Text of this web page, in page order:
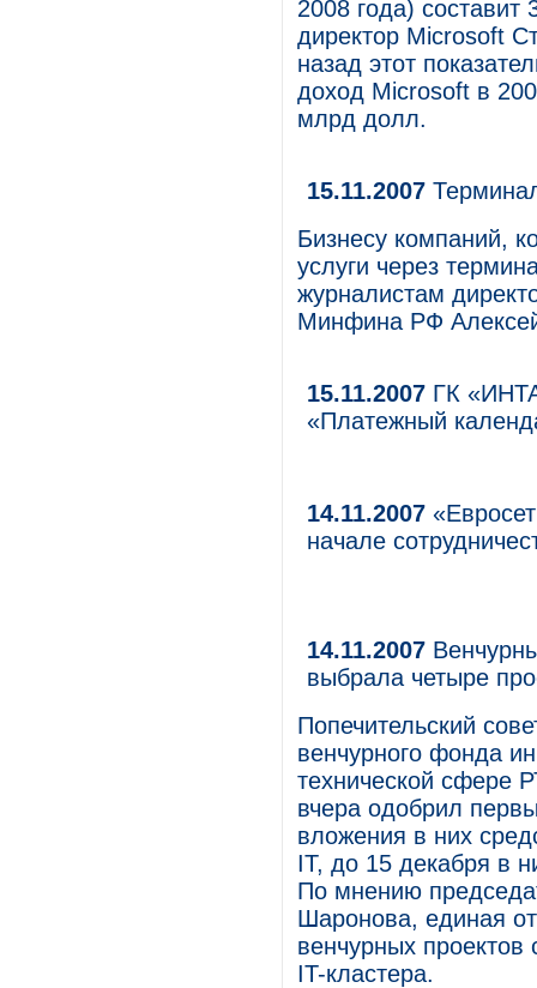
2008 года)
директор Microsoft
назад этот
доход Microsoft в
млрд долл.
15.11.2007
Бизнесу компаний,
услуги через
журналистам
Минфина РФ
15.11.2007 ГК
«Платежный
14.11.2007
начале
14.11.2007
выбрала четыре
Попечительский
венчурного фонда
технической сфере
вчера одобрил
вложения в них
IT, до 15 декабря в
По мнению
Шаронова, единая
венчурных проектов
IT-кластера.